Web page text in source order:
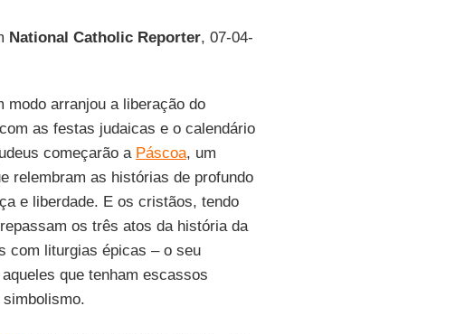
National Catholic Reporter, 07-04-
modo arranjou a liberação do
as festas judaicas e o calendário
começarão a Páscoa, um
relembram as histórias de profundo
e liberdade. E os cristãos, tendo
os três atos da história da
com liturgias épicas – o seu
que tenham escassos